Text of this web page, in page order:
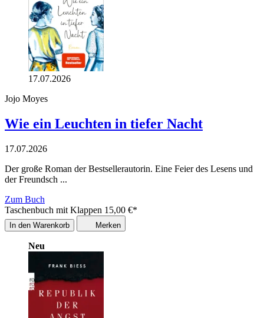
17.07.2026
Jojo Moyes
Wie ein Leuchten in tiefer Nacht
17.07.2026
Der große Roman der Bestsellerautorin. Eine Feier des Lesens und
der Freundsch ...
Zum Buch
Taschenbuch mit Klappen 15,00 €*
In den Warenkorb Merken
Neu